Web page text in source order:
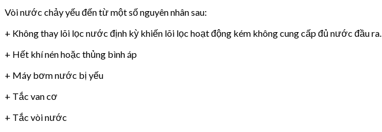
Vòi nước chảy yếu đến từ một số nguyên nhân sau:
+ Không thay lõi lọc nước định kỳ khiến lõi lọc hoạt động kém không cung cấp đủ nước đầu ra.
+ Hết khí nén hoặc thủng bình áp
+ Máy bơm nước bị yếu
+ Tắc van cơ
+ Tắc vòi nước